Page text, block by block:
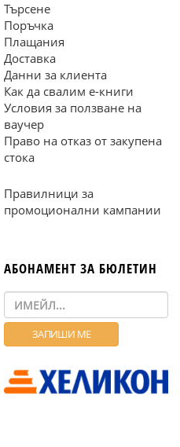
Търсене
Поръчка
Плащания
Доставка
Данни за клиента
Как да свалим е-книги
Условия за ползване на
ваучер
Право на отказ от закупена
стока
Правилници за
промоционални кампании
АБОНАМЕНТ ЗА БЮЛЕТИН